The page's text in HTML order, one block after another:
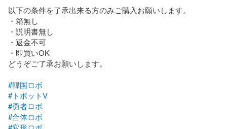
以下の条件を了承出来る方のみご購入お願いします。
・箱無し
・説明書無し
・返金不可
・即買いOK
どうぞご了承お願いします。
#韓国ロボ
#トボットV
#勇者ロボ
#合体ロボ